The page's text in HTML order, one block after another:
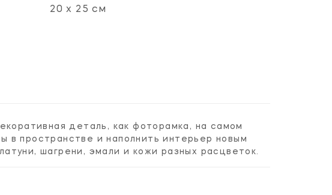
20 х 25 см
деталь, как фоторамка, на самом
в пространстве и наполнить интерьер новым
шагрени, эмали и кожи разных расцветок.